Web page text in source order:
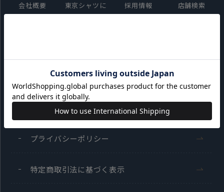
会社概要
東京シャツに
ついて
採用情報 店舗検索
サイト利用規約
会員利用規約
プライバシーポリシー
特定商取引法に基づく表示